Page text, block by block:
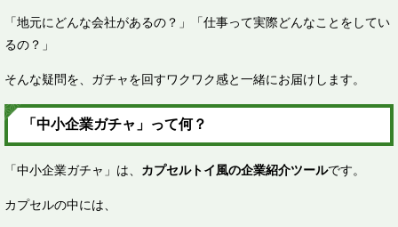
「地元にどんな会社があるの？」「仕事って実際どんなことをしてい
るの？」
そんな疑問を、ガチャを回すワクワク感と一緒にお届けします。
「中小企業ガチャ」って何？
「中小企業ガチャ」は、 カプセルトイ風の企業紹介ツールです。
カプセルの中には、